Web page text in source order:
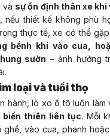
và sự ổn định thân xe khi
nếu thiết kế không phù
thực tế, xe có thể
bềnh khi vào cua,
sườn – ảnh hưởng
loại và tuổi thọ
hành, lò xo ô tô luôn làm
biến thiên liên tục. Mỗi
ghề, vào cua, phanh